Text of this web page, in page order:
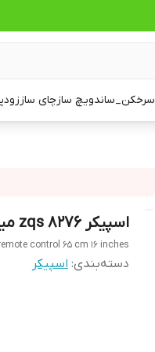
سرخکن_ساندویچ سازچای ساز
اسپیکر 8276 zqs میکروفون و ریموت دار 65 سانتی 16 اینچ
control 65 cm 16 inches
دسته‌بندی: اسپیکر